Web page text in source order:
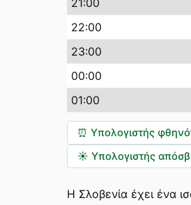
21:00
22:00
23:00
00:00
01:00
⏰ Υπολογιστής
☀️ Υπολογιστής
Η Σλοβενία έχει ένα